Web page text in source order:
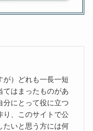
が）どれも一長一短
てはまったものがあ
分にとって役に立つ
り、このサイトで公
たいと思う方には何